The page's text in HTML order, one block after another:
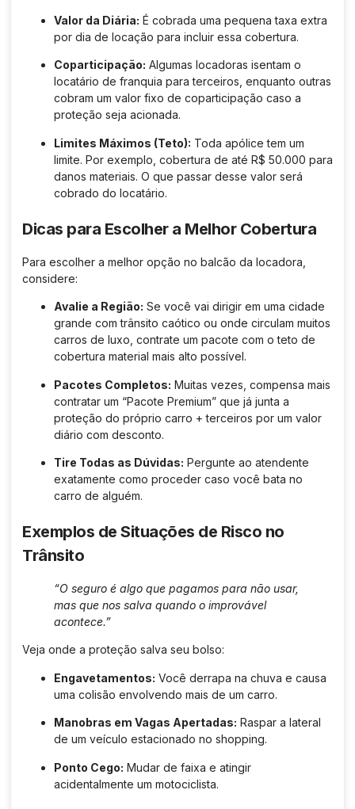
Valor da Diária: É cobrada uma pequena taxa extra
por dia de locação para incluir essa cobertura.
Coparticipação: Algumas locadoras isentam o
locatário de franquia para terceiros, enquanto outras
cobram um valor fixo de coparticipação caso a
proteção seja acionada.
Limites Máximos (Teto): Toda apólice tem um
limite. Por exemplo, cobertura de até R$ 50.000 para
danos materiais. O que passar desse valor será
cobrado do locatário.
Dicas para Escolher a Melhor Cobertura
Para escolher a melhor opção no balcão da locadora,
considere:
Avalie a Região: Se você vai dirigir em uma cidade
grande com trânsito caótico ou onde circulam muitos
carros de luxo, contrate um pacote com o teto de
cobertura material mais alto possível.
Pacotes Completos: Muitas vezes, compensa mais
contratar um “Pacote Premium” que já junta a
proteção do próprio carro + terceiros por um valor
diário com desconto.
Tire Todas as Dúvidas: Pergunte ao atendente
exatamente como proceder caso você bata no
carro de alguém.
Exemplos de Situações de Risco no
Trânsito
“O seguro é algo que pagamos para não usar,
mas que nos salva quando o improvável
acontece.”
Veja onde a proteção salva seu bolso:
Engavetamentos: Você derrapa na chuva e causa
uma colisão envolvendo mais de um carro.
Manobras em Vagas Apertadas: Raspar a lateral
de um veículo estacionado no shopping.
Ponto Cego: Mudar de faixa e atingir
acidentalmente um motociclista.